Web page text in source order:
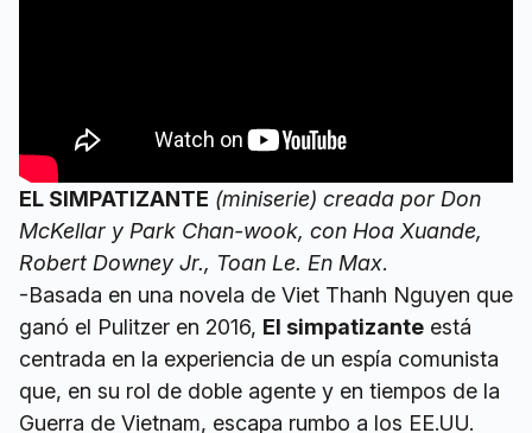
EL SIMPATIZANTE (miniserie) creada por Don
McKellar y Park Chan-wook, con Hoa Xuande,
Robert Downey Jr., Toan Le. En Max.
-Basada en una novela de Viet Thanh Nguyen que
ganó el Pulitzer en 2016, El simpatizante está
centrada en la experiencia de un espía comunista
que, en su rol de doble agente y en tiempos de la
Guerra de Vietnam, escapa rumbo a los EE.UU.